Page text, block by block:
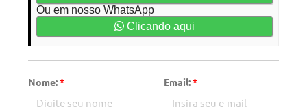
Ou em nosso WhatsApp
Clicando aqui
Nome:* Email:*